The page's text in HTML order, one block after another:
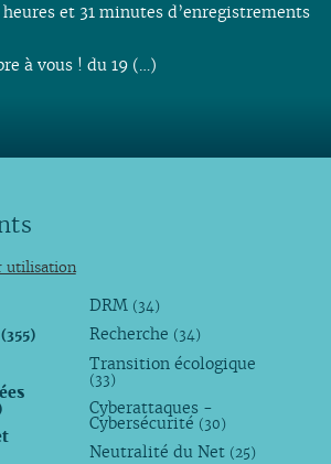
heures et 31 minutes d’enregistrements
à vous ! du 19 (…)
utilisation
(355)
DRM (34)
Recherche (34)
Transition écologique
(33)
Cyberattaques -
Cybersécurité (30)
Neutralité du Net (25)